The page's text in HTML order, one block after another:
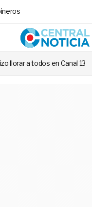
13 Nieve llegará a